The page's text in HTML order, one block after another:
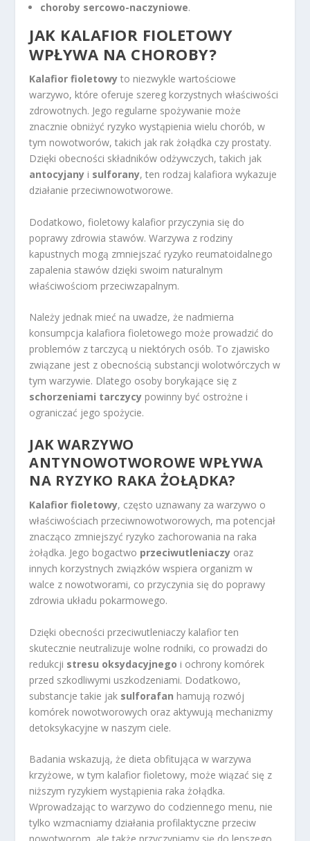
choroby sercowo-naczyniowe.
JAK KALAFIOR FIOLETOWY
WPŁYWA NA CHOROBY?
Kalafior fioletowy to niezwykle wartościowe
warzywo, które oferuje szereg korzystnych właściwości
zdrowotnych. Jego regularne spożywanie może
znacznie obniżyć ryzyko wystąpienia wielu chorób, w
tym nowotworów, takich jak rak żołądka czy prostaty.
Dzięki obecności składników odżywczych, takich jak
antocyjany i sulforany, ten rodzaj kalafiora wykazuje
działanie przeciwnowotworowe.
Dodatkowo, fioletowy kalafior przyczynia się do
poprawy zdrowia stawów. Warzywa z rodziny
kapustnych mogą zmniejszać ryzyko reumatoidalnego
zapalenia stawów dzięki swoim naturalnym
właściwościom przeciwzapalnym.
Należy jednak mieć na uwadze, że nadmierna
konsumpcja kalafiora fioletowego może prowadzić do
problemów z tarczycą u niektórych osób. To zjawisko
związane jest z obecnością substancji wolotwórczych w
tym warzywie. Dlatego osoby borykające się z
schorzeniami tarczycy powinny być ostrożne i
ograniczać jego spożycie.
JAK WARZYWO
ANTYNOWOTWOROWE WPŁYWA
NA RYZYKO RAKA ŻOŁĄDKA?
Kalafior fioletowy, często uznawany za warzywo o
właściwościach przeciwnowotworowych, ma potencjał
znacząco zmniejszyć ryzyko zachorowania na raka
żołądka. Jego bogactwo przeciwutleniaczy oraz
innych korzystnych związków wspiera organizm w
walce z nowotworami, co przyczynia się do poprawy
zdrowia układu pokarmowego.
Dzięki obecności przeciwutleniaczy kalafior ten
skutecznie neutralizuje wolne rodniki, co prowadzi do
redukcji stresu oksydacyjnego i ochrony komórek
przed szkodliwymi uszkodzeniami. Dodatkowo,
substancje takie jak sulforafan hamują rozwój
komórek nowotworowych oraz aktywują mechanizmy
detoksykacyjne w naszym ciele.
Badania wskazują, że dieta obfitująca w warzywa
krzyżowe, w tym kalafior fioletowy, może wiązać się z
niższym ryzykiem wystąpienia raka żołądka.
Wprowadzając to warzywo do codziennego menu, nie
tylko wzmacniamy działania profilaktyczne przeciw